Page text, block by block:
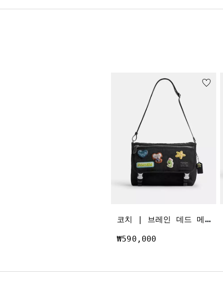
코
치 | 브레인 데드 메신저 인 시그니처 나일론 위드 패치
₩590,000